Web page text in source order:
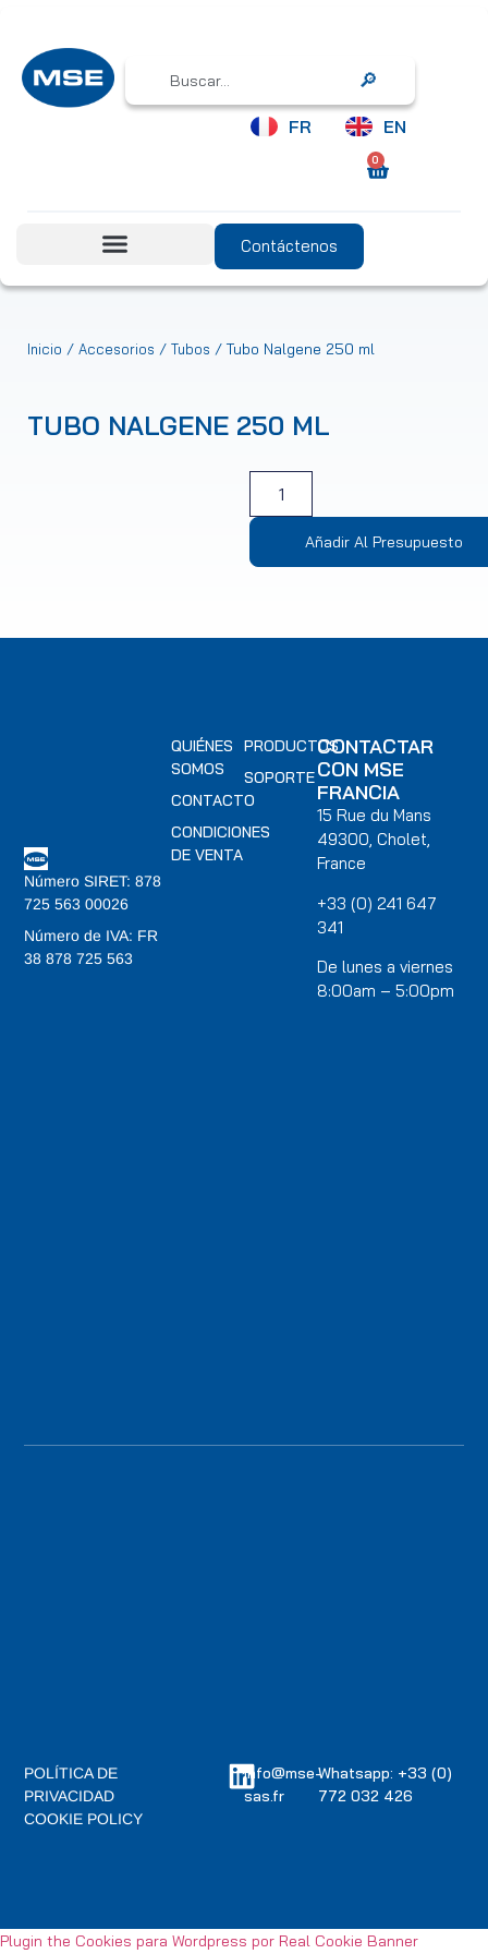
Search
FR EN
0
Contáctenos
Inicio / Accesorios / Tubos / Tubo Nalgene 250 ml
TUBO NALGENE 250 ML
Añadir Al Presupuesto
Número SIRET: 878
725 563 00026
Número de IVA: FR
38 878 725 563
PRODUCTOS
SOPORTE
QUIÉNES
SOMOS
CONTACTO
CONDICIONES
DE VENTA
CONTACTAR
CON MSE
FRANCIA
15 Rue du Mans
49300, Cholet,
France
+33 (0) 241 647
341
De lunes a viernes
8:00am – 5:00pm
info@mse-
sas.fr
Whatsapp: +33 (0)
772 032 426
POLÍTICA DE
PRIVACIDAD
COOKIE POLICY
Plugin the Cookies para Wordpress por Real Cookie Banner